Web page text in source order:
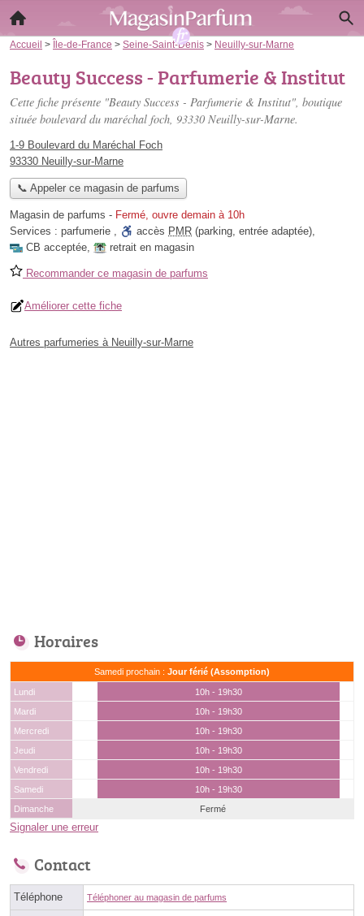
Accueil > Île-de-France > Seine-Saint-Denis > Neuilly-sur-Marne
Beauty Success - Parfumerie & Institut
Cette fiche présente "Beauty Success - Parfumerie & Institut", boutique
située boulevard du maréchal foch, 93330 Neuilly-sur-Marne.
1-9 Boulevard du Maréchal Foch
93330 Neuilly-sur-Marne
📞 Appeler ce magasin de parfums
Magasin de parfums - Fermé, ouvre demain à 10h
Services : parfumerie , accès PMR (parking, entrée adaptée),
CB acceptée, retrait en magasin
Recommander ce magasin de parfums
Améliorer cette fiche
Autres parfumeries à Neuilly-sur-Marne
Horaires
Samedi prochain : Jour férié (Assomption)
Lundi
10h - 19h30
Mardi
10h - 19h30
Mercredi
10h - 19h30
Jeudi
10h - 19h30
Vendredi
10h - 19h30
Samedi
10h - 19h30
Dimanche
Fermé
Signaler une erreur
Contact
Téléphone Téléphoner au magasin de parfums